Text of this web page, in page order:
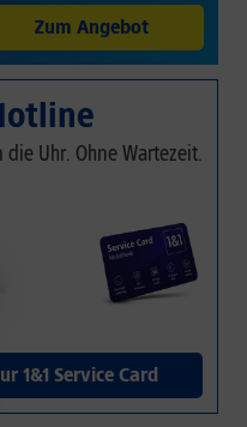
Zum Angebot
Uhr. Ohne Wartezeit.
1&1 Service Card